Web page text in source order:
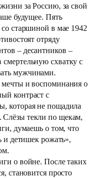
за Россию, за свой
будущее. Пять
старшиной в мае 1942
отряду
– десантников –
схватку с
мужчинами.
и воспоминания о
контраст с
которая не пощадила
текли по щекам,
думаешь о том, что
и детишек рожать»,
о войне. После таких
становится просто